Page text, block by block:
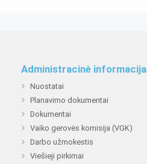
Administracinė informacija
Nuostatai
Planavimo dokumentai
Dokumentai
Vaiko gerovės komisija (VGK)
Darbo užmokestis
Viešieji pirkimai